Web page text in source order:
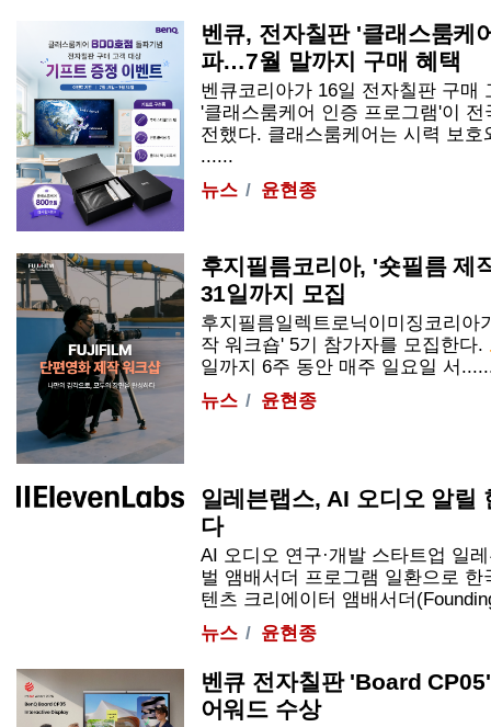
벤큐, 전자칠판 '클래스룸케
파…7월 말까지 구매 혜택
벤큐코리아가 16일 전자칠판 구매
'클래스룸케어 인증 프로그램'이
전했다. 클래스룸케어는 시력 보
......
뉴스
윤현종
후지필름코리아, '숏필름
31일까지 모집
후지필름일렉트로닉이미징코리아
작 워크숍' 5기 참가자를 모집한다.
일까지 6주 동안 매주 일요일 서
뉴스
윤현종
일레븐랩스, AI 오디오 알릴
다
AI 오디오 연구·개발 스타트업 일
벌 앰배서더 프로그램 일환으로
텐츠 크리에이터 앰배서더
뉴스
윤현종
벤큐 전자칠판 'Board
어워드 수상